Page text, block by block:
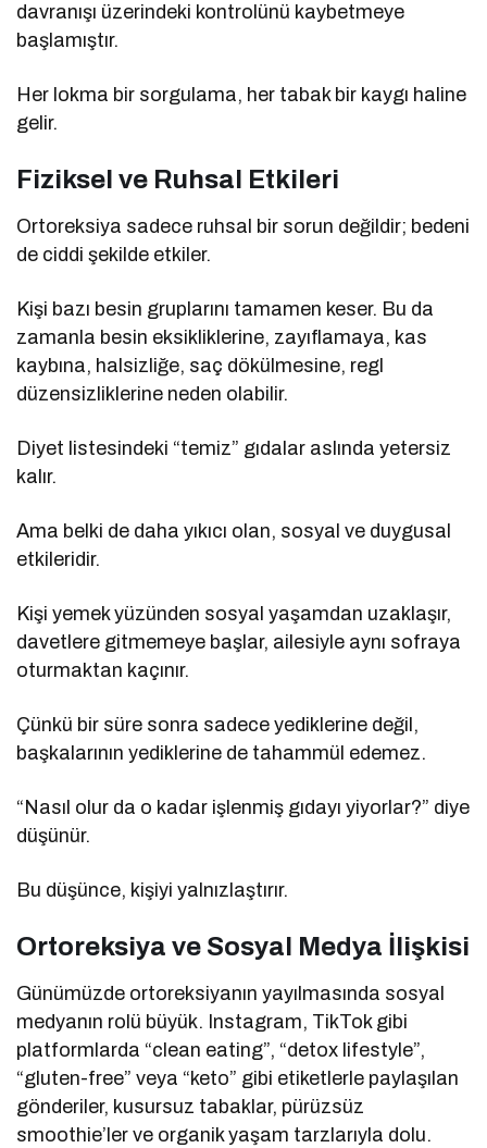
davranışı üzerindeki kontrolünü kaybetmeye
başlamıştır.
Her lokma bir sorgulama, her tabak bir kaygı haline
gelir.
Fiziksel ve Ruhsal Etkileri
Ortoreksiya sadece ruhsal bir sorun değildir; bedeni
de ciddi şekilde etkiler.
Kişi bazı besin gruplarını tamamen keser. Bu da
zamanla besin eksikliklerine, zayıflamaya, kas
kaybına, halsizliğe, saç dökülmesine, regl
düzensizliklerine neden olabilir.
Diyet listesindeki “temiz” gıdalar aslında yetersiz
kalır.
Ama belki de daha yıkıcı olan, sosyal ve duygusal
etkileridir.
Kişi yemek yüzünden sosyal yaşamdan uzaklaşır,
davetlere gitmemeye başlar, ailesiyle aynı sofraya
oturmaktan kaçınır.
Çünkü bir süre sonra sadece yediklerine değil,
başkalarının yediklerine de tahammül edemez.
“Nasıl olur da o kadar işlenmiş gıdayı yiyorlar?” diye
düşünür.
Bu düşünce, kişiyi yalnızlaştırır.
Ortoreksiya ve Sosyal Medya İlişkisi
Günümüzde ortoreksiyanın yayılmasında sosyal
medyanın rolü büyük. Instagram, TikTok gibi
platformlarda “clean eating”, “detox lifestyle”,
“gluten-free” veya “keto” gibi etiketlerle paylaşılan
gönderiler, kusursuz tabaklar, pürüzsüz
smoothie’ler ve organik yaşam tarzlarıyla dolu.